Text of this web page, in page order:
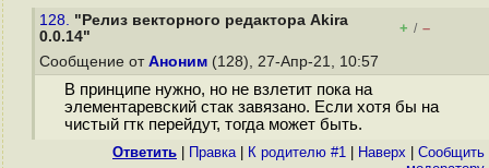
128. "Релиз векторного редактора Akira
0.0.14"
+ / –
Сообщение от Аноним (128), 27-Апр-21, 10:57
В принципе нужно, но не взлетит пока на
элементаревский стак завязано. Если хотя бы на
чистый гтк перейдут, тогда может быть.
Ответить Правка| К родителю #1 Наверх
Cообщить